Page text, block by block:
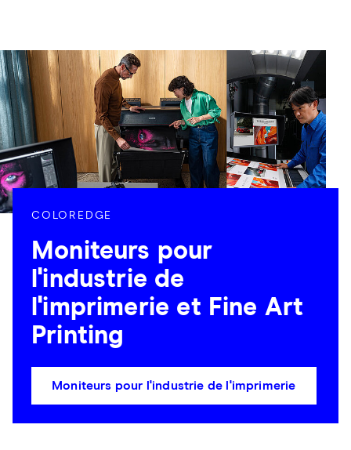
COLOREDGE
Moniteurs pour
l'industrie de
l'imprimerie et Fine Art
Printing
Moniteurs pour l'industrie de l'imprimerie